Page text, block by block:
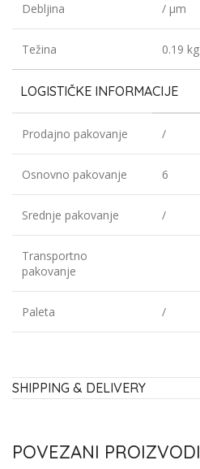
Debljina / µm
Težina 0.19 kg
LOGISTIČKE INFORMACIJE
Prodajno pakovanje /
Osnovno pakovanje 6
Srednje pakovanje /
Transportno
pakovanje
Paleta /
SHIPPING & DELIVERY
POVEZANI PROIZVODI